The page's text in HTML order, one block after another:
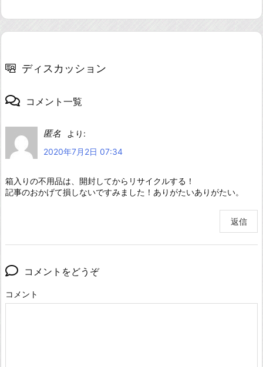
ディスカッション
コメント一覧
匿名
より:
2020年7月2日 07:34
箱入りの不用品は、開封してからリサイクルする！
記事のおかげて損しないですみました！ありがたいありがたい。
返信
コメントをどうぞ
コメント